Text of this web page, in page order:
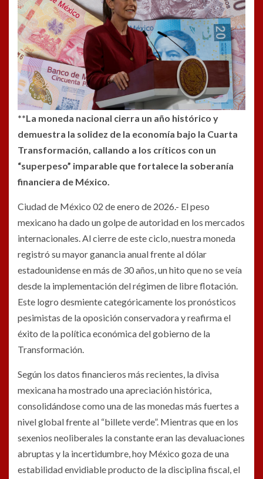
**La moneda nacional cierra un año histórico y
demuestra la solidez de la economía bajo la Cuarta
Transformación, callando a los críticos con un
“superpeso” imparable que fortalece la soberanía
financiera de México.
Ciudad de México 02 de enero de 2026.- El peso
mexicano ha dado un golpe de autoridad en los mercados
internacionales. Al cierre de este ciclo, nuestra moneda
registró su mayor ganancia anual frente al dólar
estadounidense en más de 30 años, un hito que no se veía
desde la implementación del régimen de libre flotación.
Este logro desmiente categóricamente los pronósticos
pesimistas de la oposición conservadora y reafirma el
éxito de la política económica del gobierno de la
Transformación.
Según los datos financieros más recientes, la divisa
mexicana ha mostrado una apreciación histórica,
consolidándose como una de las monedas más fuertes a
nivel global frente al “billete verde”. Mientras que en los
sexenios neoliberales la constante eran las devaluaciones
abruptas y la incertidumbre, hoy México goza de una
estabilidad envidiable producto de la disciplina fiscal, el